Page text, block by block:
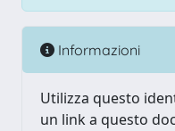
Informazioni
Utilizza questo
un link a questo